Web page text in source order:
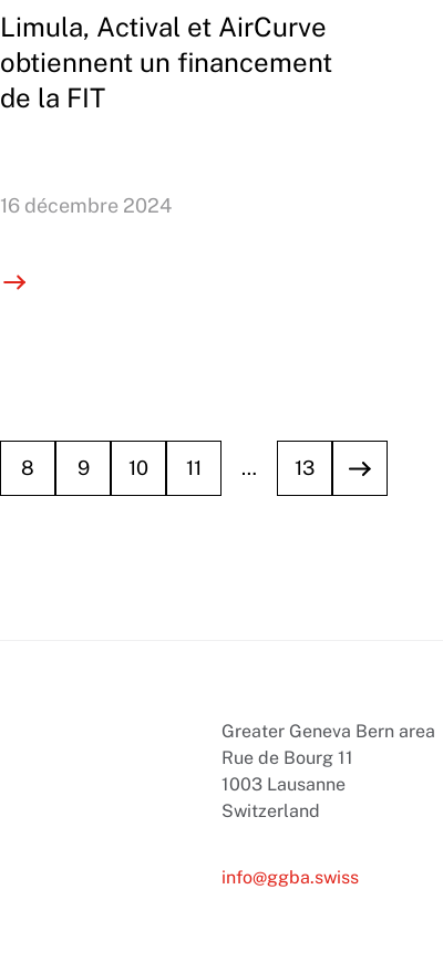
Limula, Actival et AirCurve
obtiennent un financement
de la FIT
16 décembre 2024
8 9 10 11 … 13
Greater Geneva Bern area
Rue de Bourg 11
1003 Lausanne
Switzerland
info@ggba.swiss